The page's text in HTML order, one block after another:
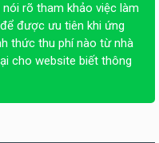
nói rõ tham khảo việc làm
để được ưu tiên khi ứng
thức thu phí nào từ nhà
cho website biết thông